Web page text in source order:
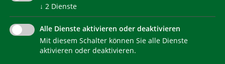
NEWSLETTER
↓ 2 Dienste
Alle Dienste aktivieren oder deaktivieren
Mit diesem Schalter können Sie alle Dienste
aktivieren oder deaktivieren.